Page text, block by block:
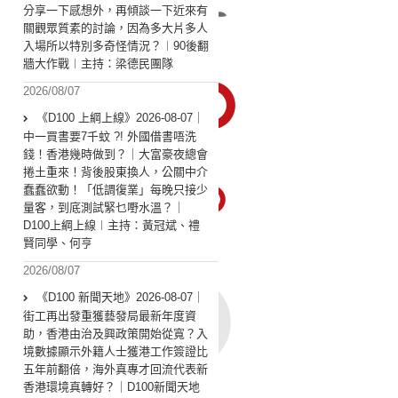
分享一下感想外，再傾談一下近來有
關觀眾質素的討論，因為多大片多人
入場所以特別多奇怪情況？︱90後翻
牆大作戰︱主持：梁德民團隊
2026/08/07
《D100 上綱上線》2026-08-07｜
中一買書要7千蚊 ?! 外國借書唔洗
錢！香港幾時做到？｜大富豪夜總會
捲土重來！背後股東換人，公關中介
蠢蠢欲動！「低調復業」每晚只接少
量客，到底測試緊乜嘢水溫？｜
D100上綱上線︱主持：黃冠斌、禮
賢同學、何亨
2026/08/07
《D100 新聞天地》2026-08-07｜
街工再出發重獲藝發局最新年度資
助，香港由治及興政策開始從寬？入
境數據顯示外籍人士獲港工作簽證比
五年前翻倍，海外真專才回流代表新
香港環境真轉好？｜D100新聞天地